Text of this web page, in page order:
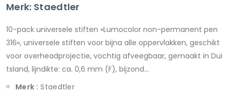
Merk: Staedtler
10-pack universele stiften »Lumocolor non-permanent pen
316«, universele stiften voor bijna alle oppervlakken, geschikt
voor overheadprojectie, vochtig afveegbaar, gemaakt in Dui
tsland, lijndikte: ca. 0,6 mm (F), bijzond...
Merk : Staedtler